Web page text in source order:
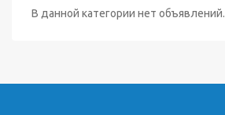
В данной категории нет объявлений.